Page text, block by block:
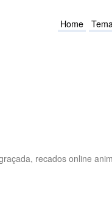
Home
recados online